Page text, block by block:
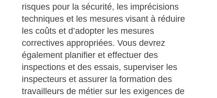
risques pour la sécurité, les imprécisions
techniques et les mesures visant à réduire
les coûts et d’adopter les mesures
correctives appropriées. Vous devrez
également planifier et effectuer des
inspections et des essais, superviser les
inspecteurs et assurer la formation des
travailleurs de métier sur les exigences de